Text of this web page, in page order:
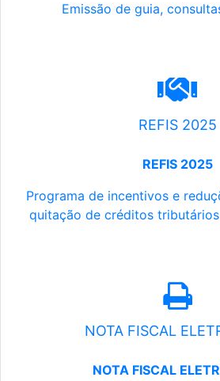
Emissão de guia,
REFIS 2025
REFIS 2025
Programa de incentivos e
quitação de créditos
NOTA FISCAL
NOTA FISCAL